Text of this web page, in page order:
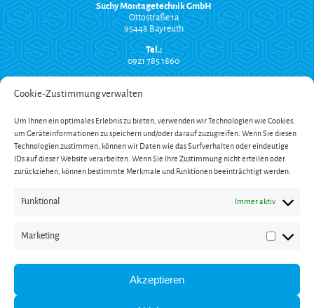
Cookie-Zustimmung verwalten
Um Ihnen ein optimales Erlebnis zu bieten, verwenden wir Technologien wie Cookies,
um Geräteinformationen zu speichern und/oder darauf zuzugreifen. Wenn Sie diesen
Technologien zustimmen, können wir Daten wie das Surfverhalten oder eindeutige
IDs auf dieser Website verarbeiten. Wenn Sie Ihre Zustimmung nicht erteilen oder
zurückziehen, können bestimmte Merkmale und Funktionen beeinträchtigt werden.
Funktional Immer aktiv
Marketing
Akzeptieren
Suchy Montagetechnik GmbH
Ottostraße 1a
95448 Bayreuth
Tel.:
0921 785 1860
Versand und Zahlung
AGB
Widerrufsbelehrung
Datenschutzerklärung